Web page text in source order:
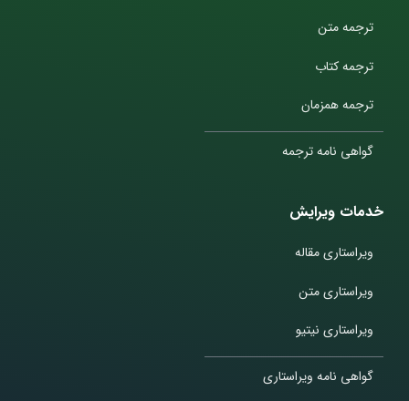
ترجمه متن
ترجمه کتاب
ترجمه همزمان
گواهی نامه ترجمه
خدمات ویرایش
ویراستاری مقاله
ویراستاری متن
ویراستاری نیتیو
گواهی نامه ویراستاری